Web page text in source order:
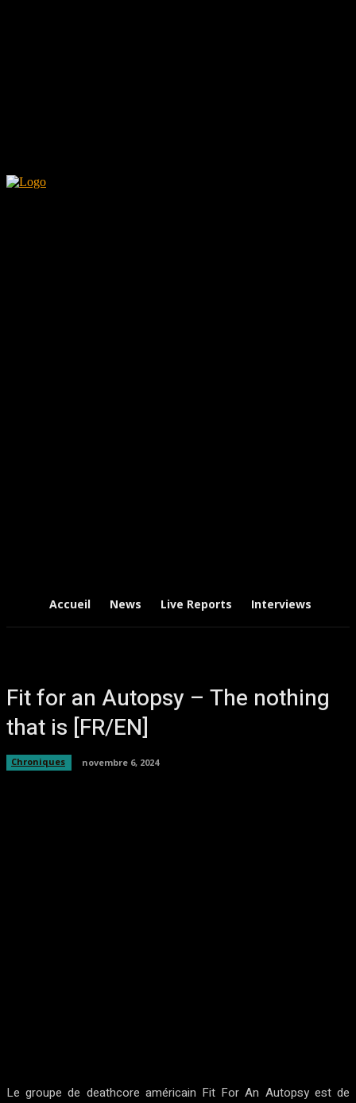
Accueil News Live Reports Interviews
Fit for an Autopsy – The nothing
that is [FR/EN]
Chroniques novembre 6, 2024
Le groupe de deathcore américain Fit For An Autopsy est de